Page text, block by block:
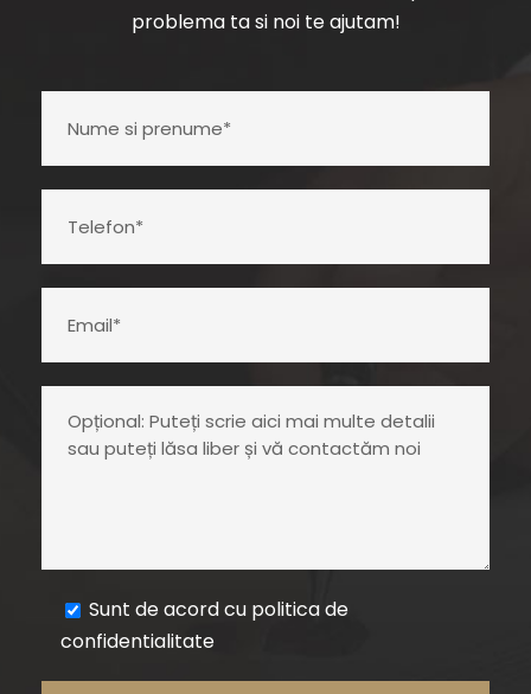
problema ta si noi te ajutam!
Sunt de acord cu politica de
confidentialitate